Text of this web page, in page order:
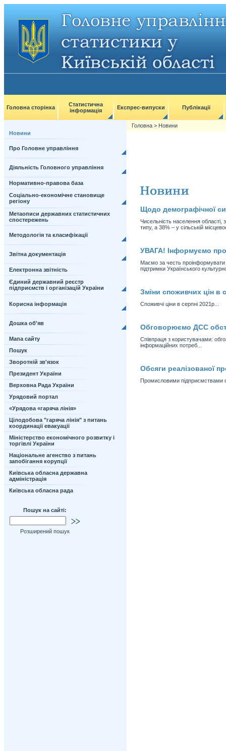
Головна сторінка
Статистична
інформація
Експрес-випуски Публікації
Новини
Про Головне управління
Діяльність Головного управління
Нормативно-правова база
Соціально-економічне становище
регіону
Метаописи державних статистичних
спостережень
Методологія та класифікації
Звітна документація
Електронна звітність
Єдиний державний реєстр
підприємств і організацій України
Корисна інформація
Дошка об'яв
Мапа сайту
Пошук
Зворотній зв'язок
Президент України
Верховна Рада України
Урядовий портал
«Урядова «гаряча лінія»
Цілодобова "гаряча лінія" з питань
координації евакуації
Міністерство економічного розвитку і
торгівлі України
Національне агенство з питань
запобігання корупції
Київська обласна державна
адміністрація
Київська обласна рада
Пошук на сайті:
Розширений пошук
Головна > Новини
Щодо демографічної
Чисельність населення
типу, а 38% – у сільській
УВАГА! Інформуємо про
Маємо за честь проінформувати
підтримки Українського
Зміни споживчих цін в
Споживчі ціни в серпні 2021р...
Обговорюємо ДСС
Співпраця з користувачами:
інформаційних потреб...
Обсяги реалізованої
Промисловими підприємствами